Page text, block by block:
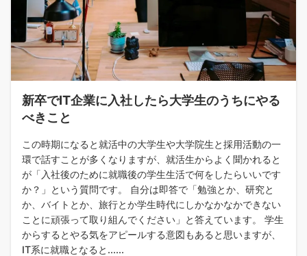
新卒でIT企業に入社したら大学生のうちにやる
べきこと
この時期になると就活中の大学生や大学院生と採用活動の一
環で話すことが多くなりますが、就活生からよく聞かれると
が「入社後のために就職後の学生生活で何をしたらいいです
か？」という質問です。 自分は即答で「勉強とか、研究と
か、バイトとか、旅行とか学生時代にしかなかなかできない
ことに頑張って取り組んでください」と答えています。 学生
からするとやる気をアピールする意図もあると思いますが、
IT系に就職となると......